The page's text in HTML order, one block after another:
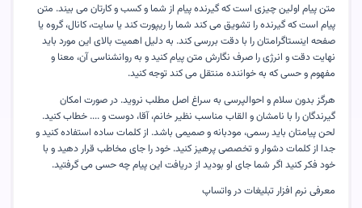
متن پیام اولین چیزی است که گیرنده پیام از شما و کسب و کارتان می بیند. متن
پیام است که گیرنده را تشویق می کند شما را ریپورت کند یا سایت، کانال، گروه یا
صفحه اینستاگرامتان را با دقت بررسی کند. به دلیل اهمیت بالای این مورد باید
نهایت دقت و انرژی را صرف نگارش متن پیام کنید و به روانشناسی آن، معنا و
مفهوم و حسی که به خواننده منتقل می کند توجه کنید.
هرگز بدون سلام و احوالپرسی به سراغ اصل مطلب نروید. در صورت امکان
گیرندگان را با نامشان و القاب مناسب نظیر خانم، آقا، دوست و .... خطاب کنید.
لحن پیامتان باید رسمی، مودبانه و صمیمی باشد. از کلمات ساده استفاده کنید و
جدا از کلمات دشوار و تخصصی پرهیز کنید. خود را جای مخاطب قرار دهید و با
خود فکر کنید اگر شما جای او بودید از دریافت این پیام چه حسی می گرفتید.
معرفی نرم افزار تبلیغات در واتساپ